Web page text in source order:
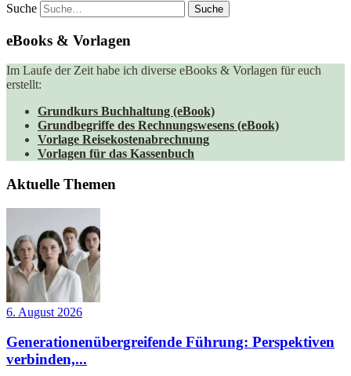
Suche
eBooks & Vorlagen
Im Laufe der Zeit habe ich diverse eBooks & Vorlagen für euch
erstellt:
Grundkurs Buchhaltung (eBook)
Grundbegriffe des Rechnungswesens (eBook)
Vorlage Reisekostenabrechnung
Vorlagen für das Kassenbuch
Aktuelle Themen
6. August 2026
Generationenübergreifende Führung: Perspektiven
verbinden,...